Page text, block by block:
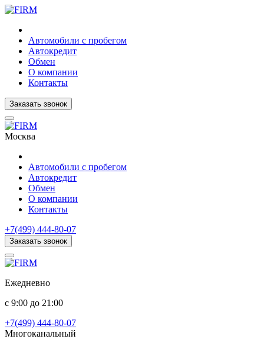
Автомобили с пробегом
Автокредит
Обмен
О компании
Контакты
Заказать звонок
Москва
Автомобили с пробегом
Автокредит
Обмен
О компании
Контакты
+7(499) 444-80-07
Заказать звонок
Ежедневно
с 9:00 до 21:00
+7(499) 444-80-07
Многоканальный